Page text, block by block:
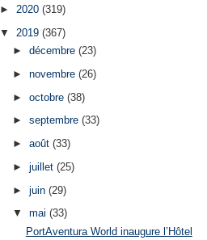
►2020(319)
▼ 2019(367)
► décembre (23)
► novembre (26)
► octobre (38)
► septembre (33)
► août (33)
► juillet (25)
► juin (29)
▼ mai (33)
PortAventura World inaugure l’Hôtel